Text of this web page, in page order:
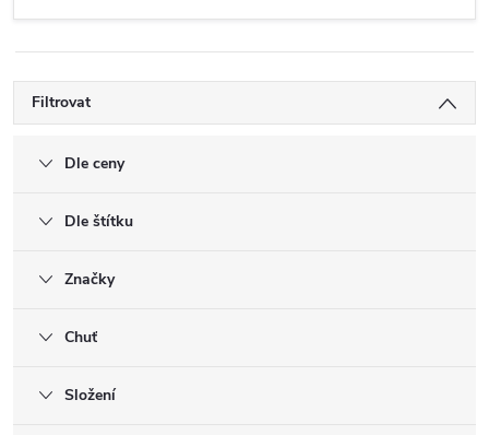
Filtrovat
Dle ceny
Dle štítku
Značky
Chuť
Složení